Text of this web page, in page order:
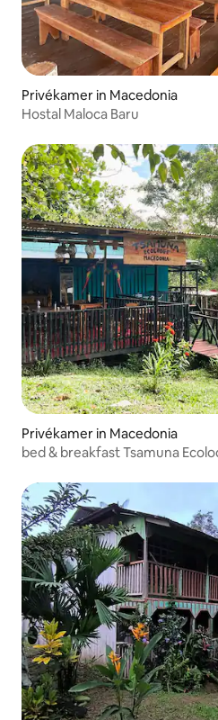
Privékamer in Macedonia
Hostal Maloca Baru
Privékamer in Macedonia
bed & breakfast Tsamuna